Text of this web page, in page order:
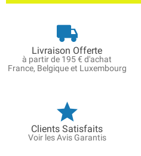
Livraison Offerte
à partir de 195 € d'achat
France, Belgique et Luxembourg
Clients Satisfaits
Voir les Avis Garantis